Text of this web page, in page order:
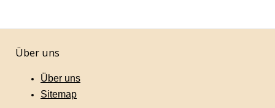
Über uns
Über uns
Sitemap